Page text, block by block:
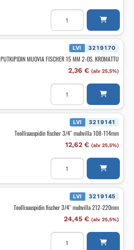
Putkipidin
fischer
M8/M10
146-
määrä
LVI 3219170
PUTKIPIDIN MUOVIA FISCHER 15 MM 2-OS. KROMATTU
2,36 € (alv 25,5%)
PUTKIPIDIN
MUOVIA
15
MM
KROMATTU
määrä
LVI 3219141
Teollisuuspidin fischer 3/4″ muhvilla 108-114mm
12,62 € (alv 25,5%)
Teollisuuspidin
fischer
muhvilla
108-
114mm
määrä
LVI 3219145
Teollisuuspidin fischer 3/4″ muhvilla 212-220mm
24,45 € (alv 25,5%)
Teollisuuspidin
fischer